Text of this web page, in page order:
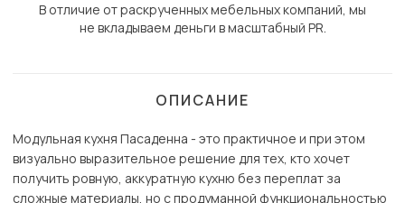
В отличие от раскрученных мебельных компаний, мы
не вкладываем деньги в масштабный PR.
ОПИСАНИЕ
Модульная кухня Пасаденна - это практичное и при этом
визуально выразительное решение для тех, кто хочет
получить ровную, аккуратную кухню без переплат за
сложные материалы, но с продуманной функциональностью